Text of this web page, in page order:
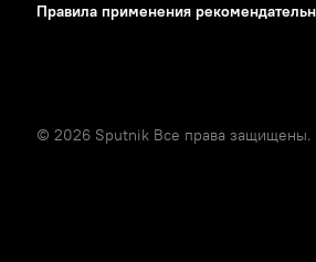
Правила применения
© 2026 Sputnik Все права защищены.